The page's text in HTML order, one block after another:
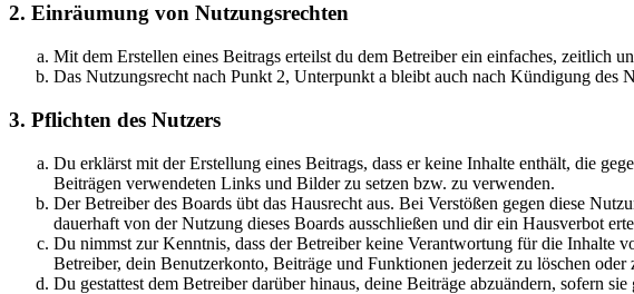
2. Einräumung von Nutzungsrechten
Mit dem Erstellen eines Beitrags erteilst du dem Betreiber ein einfaches, zeitlich
Das Nutzungsrecht nach Punkt 2, Unterpunkt a bleibt auch nach Kündigung des
3. Pflichten des Nutzers
Du erklärst mit der Erstellung eines Beitrags, dass er keine Inhalte enthält, die
Beiträgen verwendeten Links und Bilder zu setzen bzw. zu verwenden.
Der Betreiber des Boards übt das Hausrecht aus. Bei Verstößen gegen diese
dauerhaft von der Nutzung dieses Boards ausschließen und dir ein Hausverbot
Du nimmst zur Kenntnis, dass der Betreiber keine Verantwortung für die Inhalte
Betreiber, dein Benutzerkonto, Beiträge und Funktionen jederzeit zu löschen oder
Du gestattest dem Betreiber darüber hinaus, deine Beiträge abzuändern, sofern